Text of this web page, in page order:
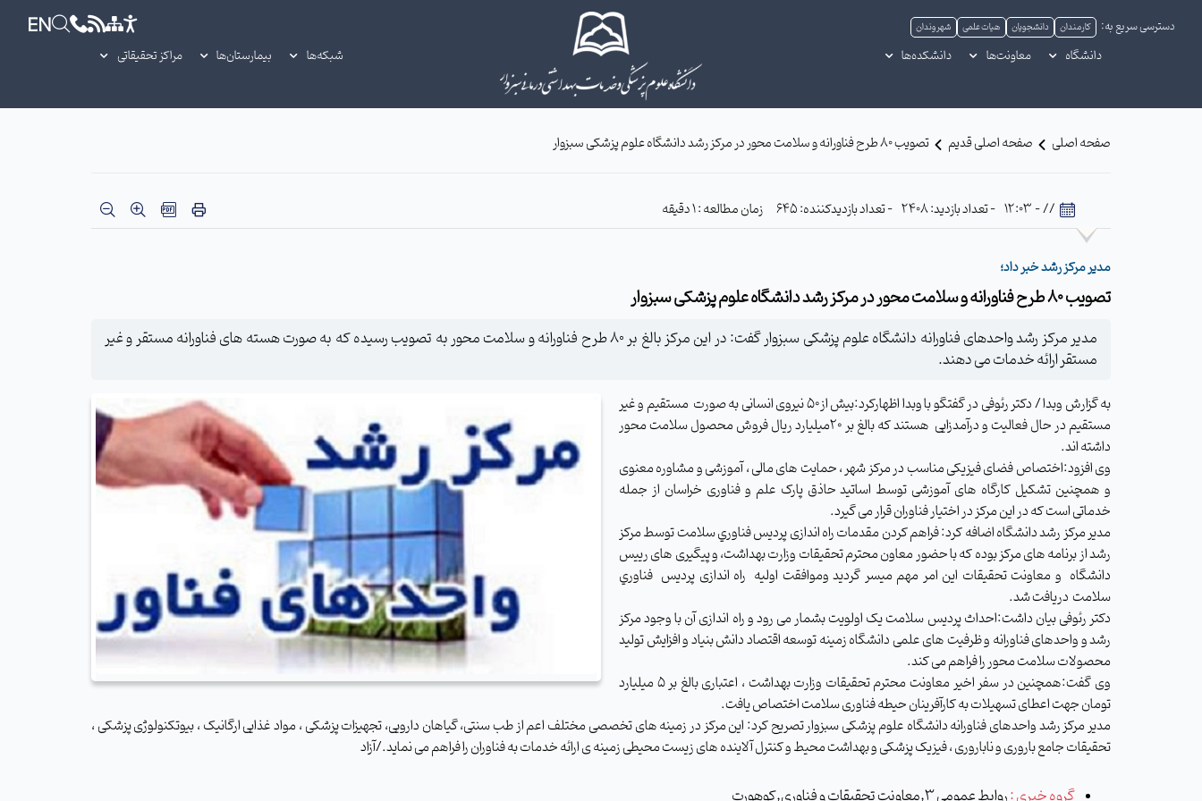
دسترسی سریع به: کارمندان دانشجویان هیات علمی شهروندان EN
دانشگاه معاونت‌ها دانشکده‌ها شبکه‌ها بیمارستان‌ها مراکز تحقیقاتی
صفحه اصلی صفحه اصلی قدیم تصویب ۸۰ طرح فناورانه و سلامت محور در مرکز رشد دانشگاه علوم پزشکی سبزوار
// - 12:03 - تعداد بازدید: 2408 - تعداد بازدیدکننده: 645 زمان مطالعه : 1 دقیقه
مدیر مرکز رشد خبر داد؛
تصویب ۸۰ طرح فناورانه و سلامت محور در مرکز رشد دانشگاه علوم پزشکی سبزوار
مدیر مرکز رشد واحدهای فناورانه دانشگاه علوم پزشکی سبزوار گفت: در این مرکز بالغ بر ۸۰ طرح فناورانه و سلامت محور به تصویب رسیده که به صورت هسته های فناورانه مستقر و غیر
مستقر ارائه خدمات می دهند.
به گزارش وبدا / دکتر رئوفی در گفتگو با وبدا اظهارکرد:بیش از۵۰ نیروی انسانی به صورت مستقیم و غیر
مستقیم در حال فعالیت و درآمدزایی هستند که بالغ بر 20میلیارد ریال فروش محصول سلامت محور
داشته اند.
وی افزود:اختصاص فضای فیزیکی مناسب در مرکز شهر ، حمایت های مالی ، آموزشی و مشاوره معنوی
و همچنین تشکیل کارگاه های آموزشی توسط اساتید حاذق پارک علم و فناوری خراسان از جمله
خدماتی است که در این مرکز در اختیار فناوران قرار می گیرد.
مدیر مرکز رشد دانشگاه اضافه کرد: فراهم کردن مقدمات راه اندازی پرديس فناوري سلامت توسط مرکز
رشد از برنامه های مرکز بوده که با حضور معاون محترم تحقیقات وزارت بهداشت، و پیگیری های رییس
دانشگاه و معاونت تحقيقات این امر مهم میسر گردید وموافقت اوليه راه اندازی پردیس فناوري
سلامت دريافت شد.
دکتر رئوفی بیان داشت:احداث پردیس سلامت یک اولویت بشمار می رود و راه اندازی آن با وجود مرکز
رشد و واحدهای فناورانه و ظرفیت های علمی دانشگاه زمینه توسعه اقتصاد دانش بنیاد و افزایش تولید
محصولات سلامت محور را فراهم می کند.
وی گفت:همچنین در سفر اخیر معاونت محترم تحقیقات وزارت بهداشت ، اعتباری بالغ بر ۵ میلیارد
تومان جهت اعطای تسهیلات به کارآفرینان حیطه فناوری سلامت اختصاص یافت.
مدیر مرکز رشد واحدهای فناورانه دانشگاه علوم پزشکی سبزوار تصریح کرد: این مرکز در زمینه های تخصصی مختلف اعم از طب سنتی، گیاهان دارویی، تجهیزات پزشکی ، مواد غذایی ارگانیک ، بیوتکنولوژی پزشکی ،
تحقیقات جامع باروری و ناباروری ، فیزیک پزشکی و بهداشت محیط و کنترل آلاینده های زیست محیطی زمینه ی ارائه خدمات به فناوران را فراهم می نماید./آزاد
گروه خبری :روابط عمومی 3,معاونت تحقیقات و فناوری,کوهورت